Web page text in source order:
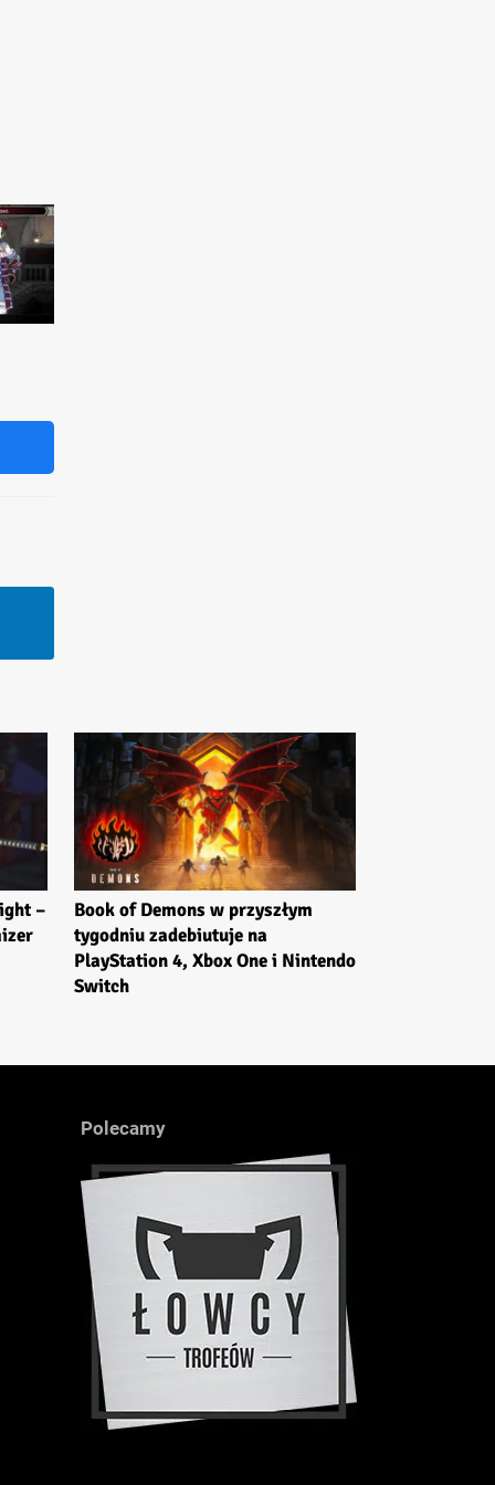
–
Book of Demons w przyszłym
tygodniu zadebiutuje na
PlayStation 4, Xbox One i Nintendo
Switch
Polecamy